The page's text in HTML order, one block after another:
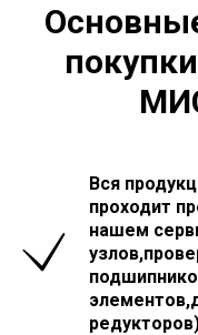
Вся
проходит
нашем